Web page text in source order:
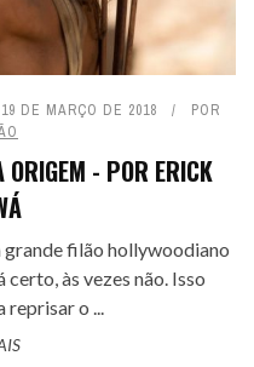
19 DE MARÇO DE 2018
POR
- POR ERICK
grande filão hollywoodiano
certo, às vezes não. Isso
reprisar o ...